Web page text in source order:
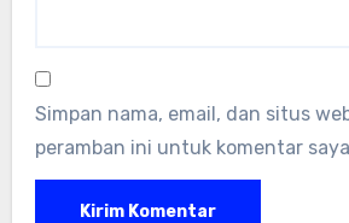
Simpan nama, email, dan situs
peramban ini untuk komentar